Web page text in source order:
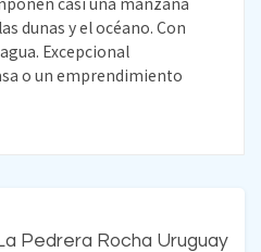
dunas y el océano. Con
Excepcional
o un emprendimiento
Pedrera Rocha Uruguay